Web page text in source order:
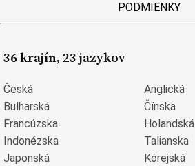
PODMIENKY
36 krajín, 23 jazykov
Česká
Anglická
Bulharská
Čínska
Francúzska
Holandská
Indonézska
Talianska
Japonská
Kórejská